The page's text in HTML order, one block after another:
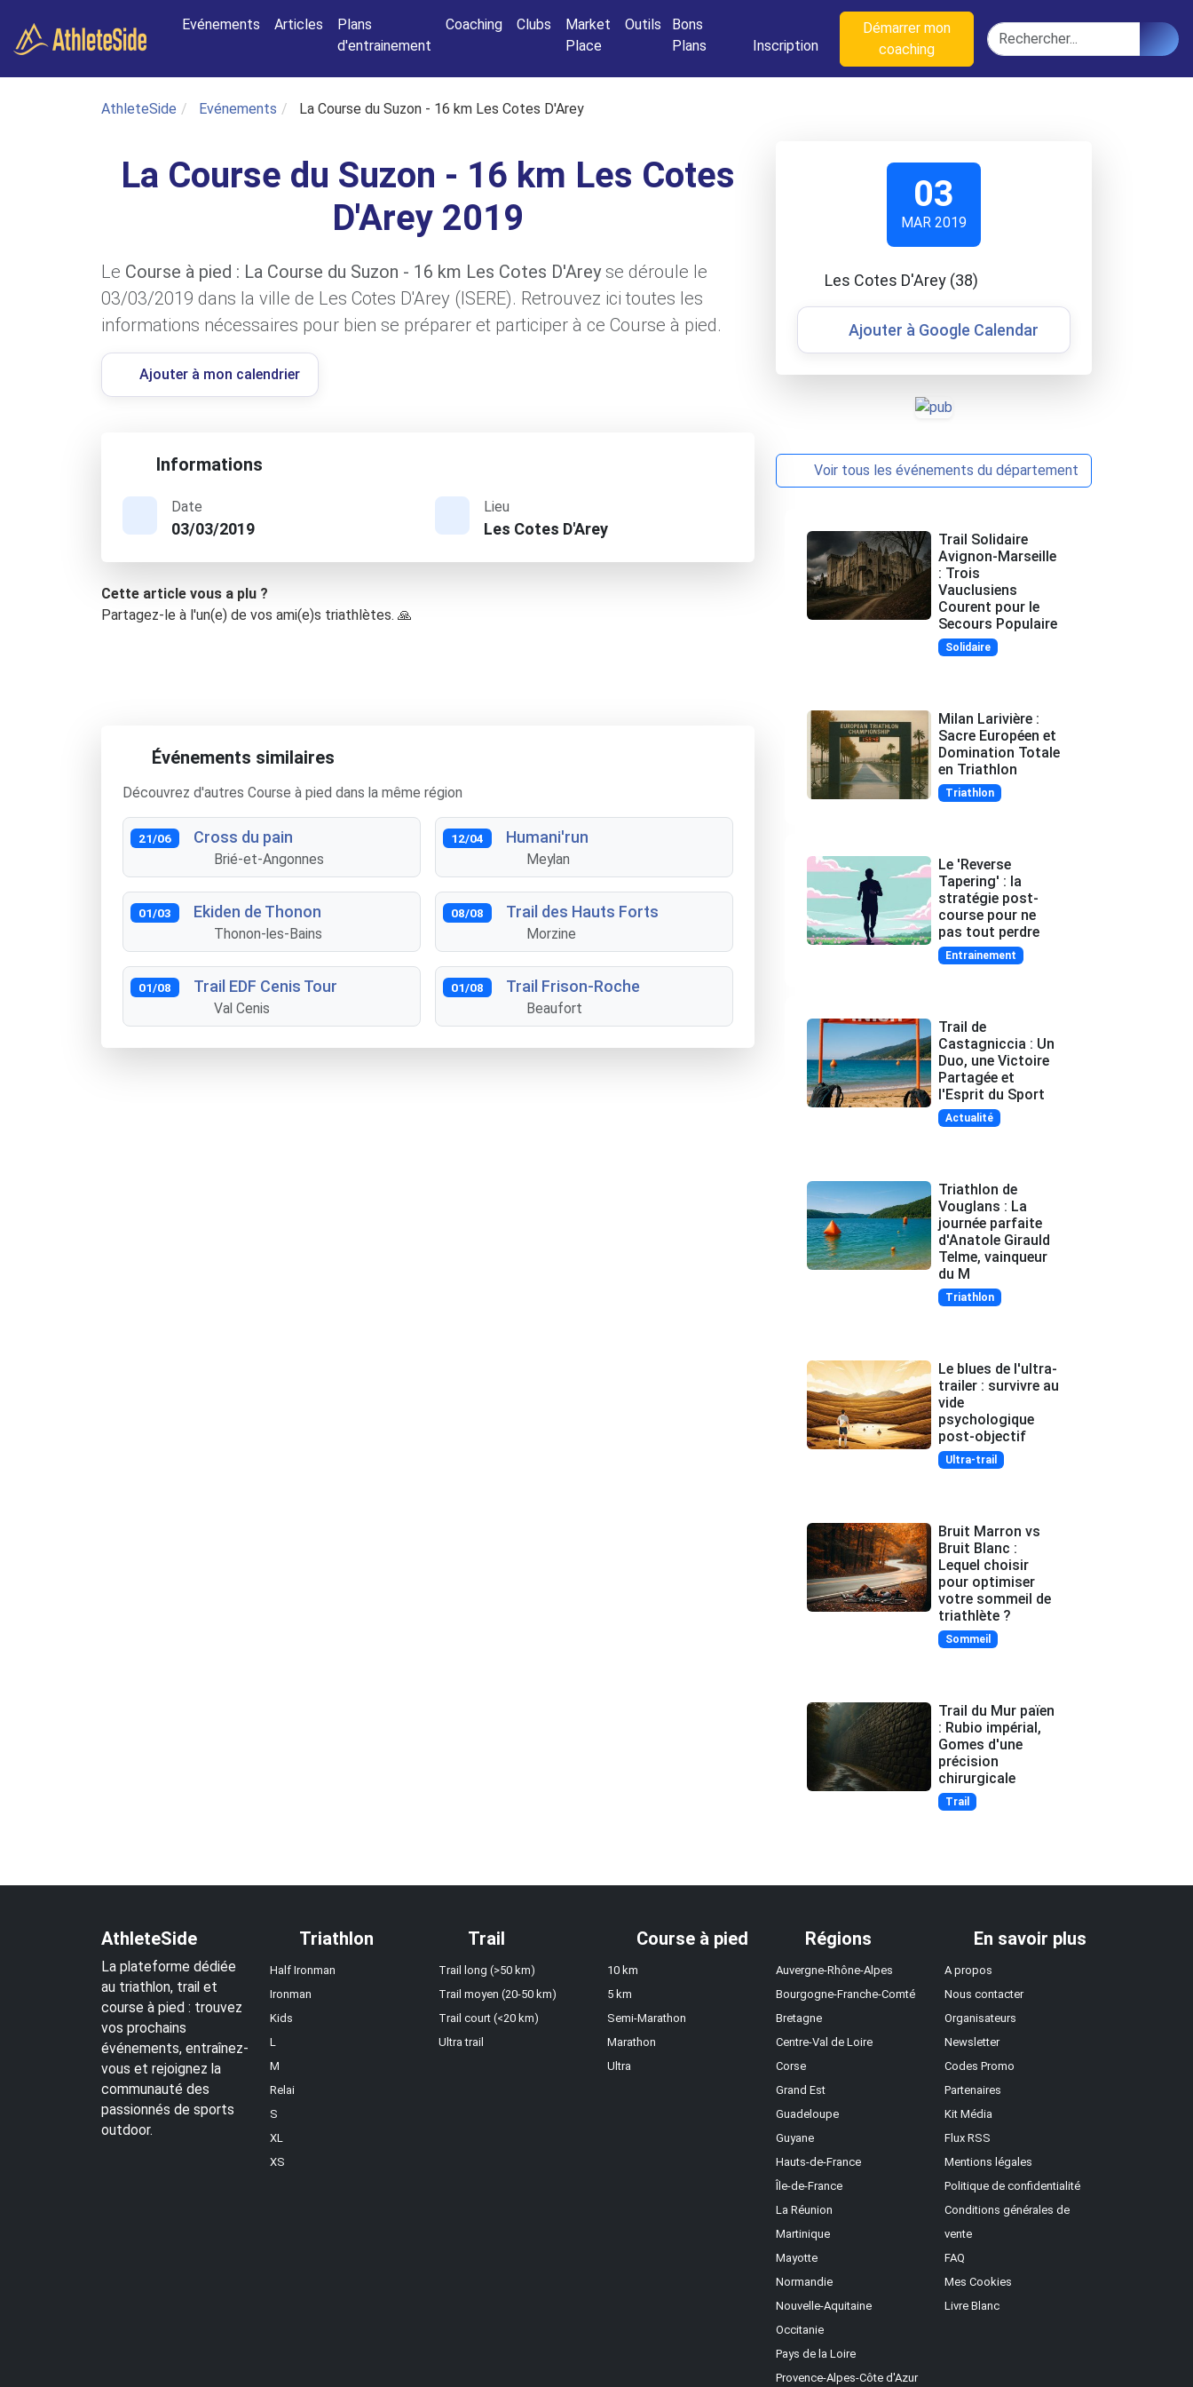
Evénements
Articles
Plans
d'entrainement
Coaching Clubs
Market
Place
Outils
Bons
Plans
Inscription
Démarrer mon
coaching
Rechercher
AthleteSide Evénements La Course du Suzon - 16 km Les Cotes D'Arey
La Course du Suzon - 16 km Les Cotes
D'Arey 2019
Le Course à pied : La Course du Suzon - 16 km Les Cotes D'Areyse déroule le
03/03/2019 dans la ville de Les Cotes D'Arey (ISERE). Retrouvez ici toutes les
informations nécessaires pour bien se préparer et participer à ce Course à pied.
Ajouter à mon calendrier
Informations
Date
03/03/2019
Lieu
Les Cotes D'Arey
Cette article vous a plu ?
Partagez-le à l'un(e) de vos ami(e)s triathlètes. 🙏
Événements similaires
Découvrez d'autres Course à pied dans la même région
21/06 Cross du pain
Brié-et-Angonnes
12/04 Humani'run
Meylan
01/03 Ekiden de Thonon
Thonon-les-Bains
08/08 Trail des Hauts Forts
Morzine
01/08 Trail EDF Cenis Tour
Val Cenis
01/08 Trail Frison-Roche
Beaufort
03
MAR 2019
Les Cotes D'Arey (38)
Ajouter à Google Calendar
Voir tous les événements du département
Trail Solidaire
Avignon-Marseille
: Trois
Vauclusiens
Courent pour le
Secours Populaire
Solidaire
Milan Larivière :
Sacre Européen et
Domination Totale
en Triathlon
Triathlon
Le 'Reverse
Tapering' : la
stratégie post-
course pour ne
pas tout perdre
Entrainement
Trail de
Castagniccia : Un
Duo, une Victoire
Partagée et
l'Esprit du Sport
Actualité
Triathlon de
Vouglans : La
journée parfaite
d'Anatole Girauld
Telme, vainqueur
du M
Triathlon
Le blues de l'ultra-
trailer : survivre au
vide
psychologique
post-objectif
Ultra-trail
Bruit Marron vs
Bruit Blanc :
Lequel choisir
pour optimiser
votre sommeil de
triathlète ?
Sommeil
Trail du Mur païen
: Rubio impérial,
Gomes d'une
précision
chirurgicale
Trail
AthleteSide
La plateforme dédiée
au triathlon, trail et
course à pied : trouvez
vos prochains
événements, entraînez-
vous et rejoignez la
communauté des
passionnés de sports
outdoor.
Triathlon
Half Ironman
Ironman
Kids
L
M
Relai
S
XL
XS
Trail
Trail long (>50 km)
Trail moyen (20-50 km)
Trail court (<20 km)
Ultra trail
Course à pied
10 km
5 km
Semi-Marathon
Marathon
Ultra
Régions
Auvergne-Rhône-Alpes
Bourgogne-Franche-Comté
Bretagne
Centre-Val de Loire
Corse
Grand Est
Guadeloupe
Guyane
Hauts-de-France
Île-de-France
La Réunion
Martinique
Mayotte
Normandie
Nouvelle-Aquitaine
Occitanie
Pays de la Loire
Provence-Alpes-Côte d'Azur
En savoir plus
A propos
Nous contacter
Organisateurs
Newsletter
Codes Promo
Partenaires
Kit Média
Flux RSS
Mentions légales
Politique de confidentialité
Conditions générales de
vente
FAQ
Mes Cookies
Livre Blanc